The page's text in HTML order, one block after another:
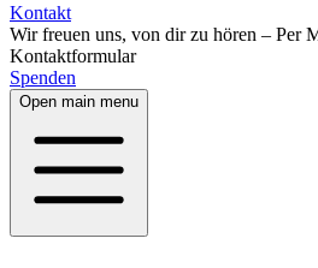
Kontakt
Wir freuen uns, von dir zu hören – Per
Kontaktformular
Spenden
Open main menu